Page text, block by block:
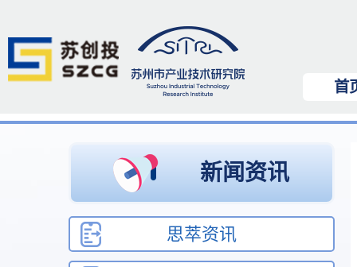
首
新闻资讯
思萃资讯